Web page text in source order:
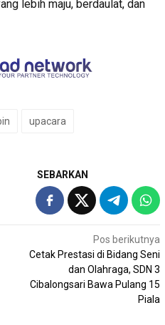
lebih maju, berdaulat, dan
upacara
SEBARKAN
Pos berikutnya
Cetak Prestasi di Bidang Seni
dan Olahraga, SDN 3
Cibalongsari Bawa Pulang 15
Piala